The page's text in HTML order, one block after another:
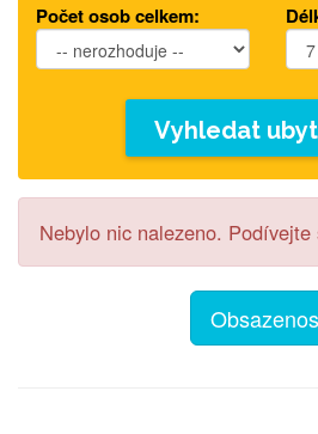
Počet osob celkem:
Vyhledat
Nebylo nic nalezeno. Podívejte